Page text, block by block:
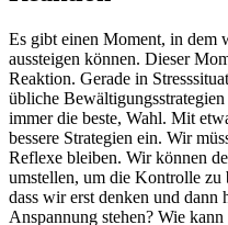
Es gibt einen Moment, in dem
aussteigen können. Dieser
Reaktion. Gerade in
übliche
immer die beste, Wahl. Mit
bessere Strategien ein. Wir
Reflexe bleiben. Wir können
umstellen, um die Kontrolle zu
dass wir erst denken und
Anspannung stehen? Wie